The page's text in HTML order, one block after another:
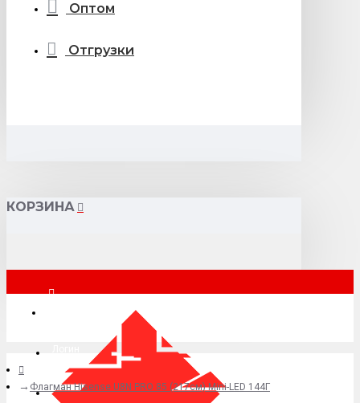
Оптом
Отгрузки
КОРЗИНА
+7 (495) 015-41-41
Флагман Hisense U8N PRO 85 (217см) Mini-LED 144Г